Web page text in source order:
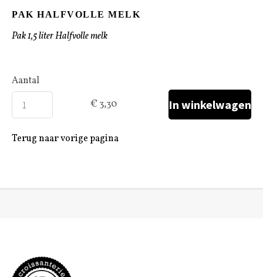
PAK HALFVOLLE MELK
Pak 1,5 liter Halfvolle melk
Aantal
€ 3,30
Terug naar vorige pagina